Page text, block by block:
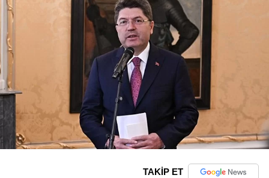
TAKİP ET